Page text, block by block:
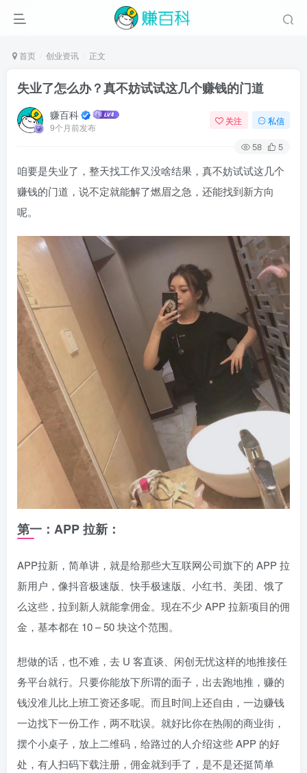
首页 创业资讯 正文
失业了怎么办？真不妨试试这几个赚钱的门道
赚百科
9个月前发布
关注 私信
58 5
咱要是失业了，整天找工作又没啥结果，真不妨试试这几个
赚钱的门道，说不定就能解了燃眉之急，还能找到新方向
呢。
第一：APP 拉新：
APP拉新，简单讲，就是给那些大互联网公司旗下的 APP 拉
新用户，像抖音极速版、快手极速版、小红书、美团、饿了
么这些，拉到新人就能拿佣金。现在不少 APP 拉新项目的佣
金，基本都在 10 – 50 块这个范围。
想做的话，也不难，去 U 客直谈、闲创无忧这样的地推接任
务平台就行。只要你能放下所谓的面子，出去跑地推，赚的
钱没准儿比上班工资还多呢。而且时间上还自由，一边赚钱
一边找下一份工作，两不耽误。就好比你在热闹的商业街，
摆个小桌子，放上二维码，给路过的人介绍这些 APP 的好
处，有人扫码下载注册，佣金就到手了，是不是还挺简单